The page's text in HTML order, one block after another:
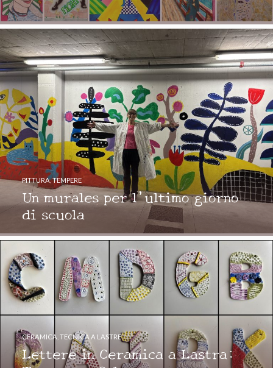
Un murales per l’ultimo giorno
di scuola
PITTURA,TEMPERE
Lettere in Ceramica a Lastra:
CERAMICA TECNICA A LASTRE